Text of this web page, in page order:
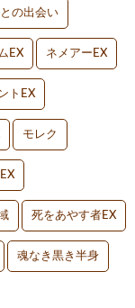
の出会い
EX ネメアーEX
トEX
モレク
死をあやす者EX
魂なき黒き半身